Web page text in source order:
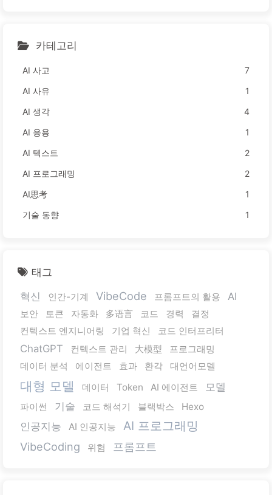
카테고리
AI 사고
7
AI 사유
1
AI 생각
4
AI 응용
1
AI 텍스트
2
AI 프로그래밍
2
AI思考
1
기술 동향
1
태그
혁신
인간-기계 VibeCode 프롬프트의 활용 AI
보안 토큰 자동화 多语言 코드 경력
결정
컨텍스트 엔지니어링
기업 혁신 코드 인터프리터
ChatGPT 컨텍스트 관리 大模型
프로그래밍
데이터 분석
에이전트 효과 환각 대언어모델
대형 모델 데이터 Token AI 에이전트 모델
파이썬 기술 코드 해석기 블랙박스 Hexo
인공지능 AI 인공지능 AI 프로그래밍
VibeCoding 위험 프롬프트